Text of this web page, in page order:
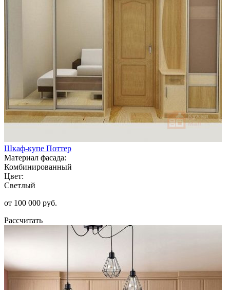
Шкаф-купе Поттер
Материал фасада:
Комбинированный
Цвет:
Светлый
от 100 000 руб.
Рассчитать